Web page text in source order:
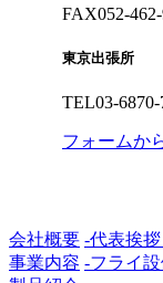
FAX052-
東京出張所
TEL03-
フォームか
会社概要 -代表挨拶
事業内容 -フライ